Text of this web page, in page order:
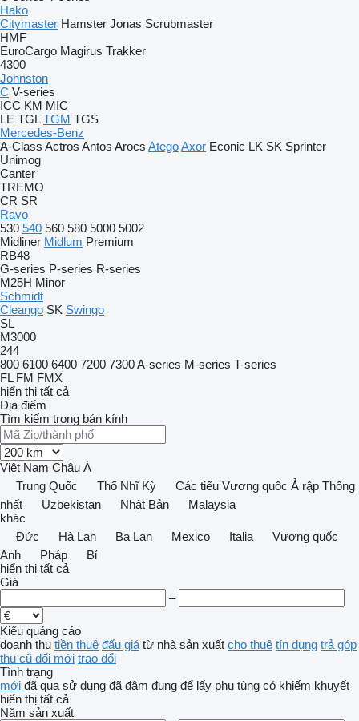
Hako
Citymaster Hamster Jonas Scrubmaster
HMF
EuroCargo Magirus Trakker
4300
Johnston
C V-series
ICC KM MIC
LE TGL TGM TGS
Mercedes-Benz
A-Class Actros Antos Arocs AtegoAxor Econic LK SK Sprinter
Unimog
Canter
TREMO
CR SR
Ravo
530 540 560 580 5000 5002
Midliner Midlum Premium
RB48
G-series P-series R-series
M25H Minor
Schmidt
Cleango SK Swingo
SL
M3000
244
800 6100 6400 7200 7300A-series M-series T-series
FL FM FMX
hiển thị tất cả
Địa điểm
Tìm kiếm trong bán kính
Việt Nam Châu Á
Trung Quốc
Thổ Nhĩ Kỳ
Các tiểu Vương quốc Ả rập Thống
nhất
Uzbekistan Nhật Bản
Malaysia
khác
Đức
Hà Lan Ba Lan Mexico Italia
Vương quốc
Anh
Pháp
Bỉ
hiển thị tất cả
Giá
–
Kiểu quảng cáo
doanh thu tiền thuê đấu giá từ nhà sản xuất cho thuê tín dụng trả góp
thu cũ đổi mới trao đổi
Tình trạng
mới đã qua sử dụng đã đâm đụng để lấy phụ tùng có khiếm khuyết
hiển thị tất cả
Năm sản xuất